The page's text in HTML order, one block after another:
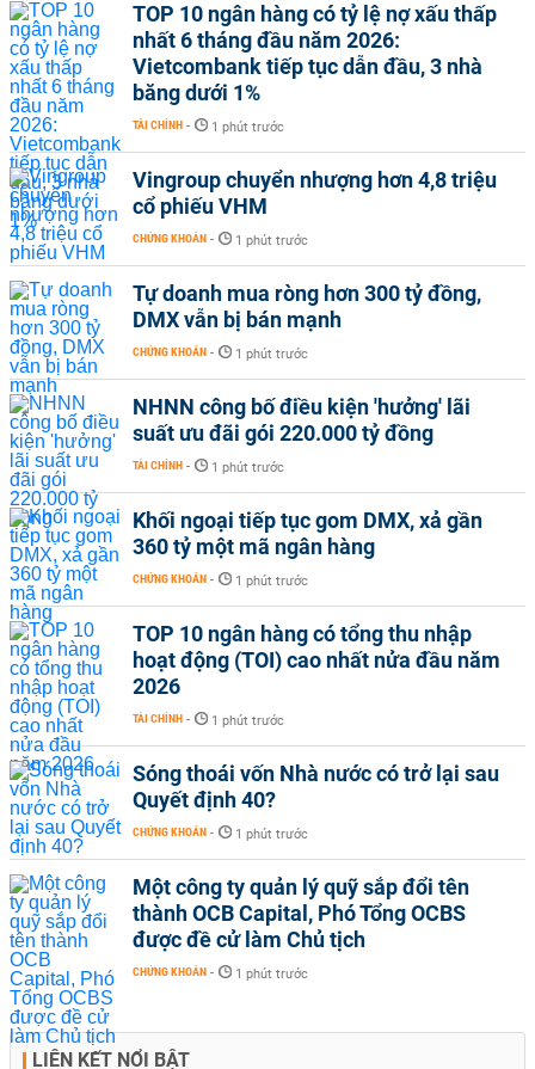
TOP 10 ngân hàng có tỷ lệ nợ xấu thấp
nhất 6 tháng đầu năm 2026:
Vietcombank tiếp tục dẫn đầu, 3 nhà
băng dưới 1%
TÀI CHÍNH - 1 phút trước
Vingroup chuyển nhượng hơn 4,8 triệu
cổ phiếu VHM
CHỨNG KHOÁN - 1 phút trước
Tự doanh mua ròng hơn 300 tỷ đồng,
DMX vẫn bị bán mạnh
CHỨNG KHOÁN - 1 phút trước
NHNN công bố điều kiện 'hưởng' lãi
suất ưu đãi gói 220.000 tỷ đồng
TÀI CHÍNH - 1 phút trước
Khối ngoại tiếp tục gom DMX, xả gần
360 tỷ một mã ngân hàng
CHỨNG KHOÁN - 1 phút trước
TOP 10 ngân hàng có tổng thu nhập
hoạt động (TOI) cao nhất nửa đầu năm
2026
TÀI CHÍNH - 1 phút trước
Sóng thoái vốn Nhà nước có trở lại sau
Quyết định 40?
CHỨNG KHOÁN - 1 phút trước
Một công ty quản lý quỹ sắp đổi tên
thành OCB Capital, Phó Tổng OCBS
được đề cử làm Chủ tịch
CHỨNG KHOÁN - 1 phút trước
LIÊN KẾT NỔI BẬT